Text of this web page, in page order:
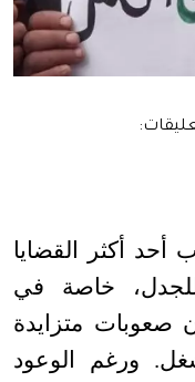
أكثر القضايا
للجدل، خاصة في
صعوبات متزايدة
ورغم الوعود